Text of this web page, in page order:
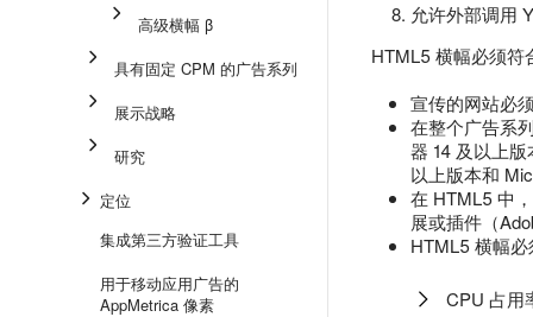
高级横幅 β
具有固定 CPM 的广告系列
展示战略
研究
定位
集成第三方验证工具
用于移动应用广告的
AppMetrica 像素
允许外部调用
HTML5 横幅必须符
宣传的网站必
在整个广告系
器 14 及以上
以上版本和
在 HTML5 中
展或插件（
HTML5 横幅
CPU 占用